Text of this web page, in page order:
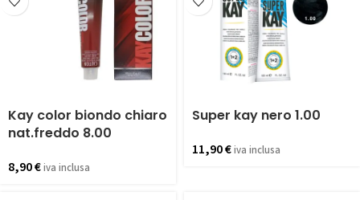
Kay color biondo chiaro
nat.freddo 8.00
8,90€iva inclusa
Super kay nero 1.00
11,90€iva inclusa